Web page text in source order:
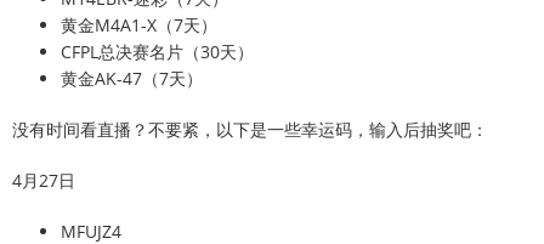
黄金M4A1-X（7天）
CFPL总决赛名片（30天）
黄金AK-47（7天）
没有时间看直播？不要紧，以下是一些幸运码，输入后抽奖吧：
4月27日
MFUJZ4